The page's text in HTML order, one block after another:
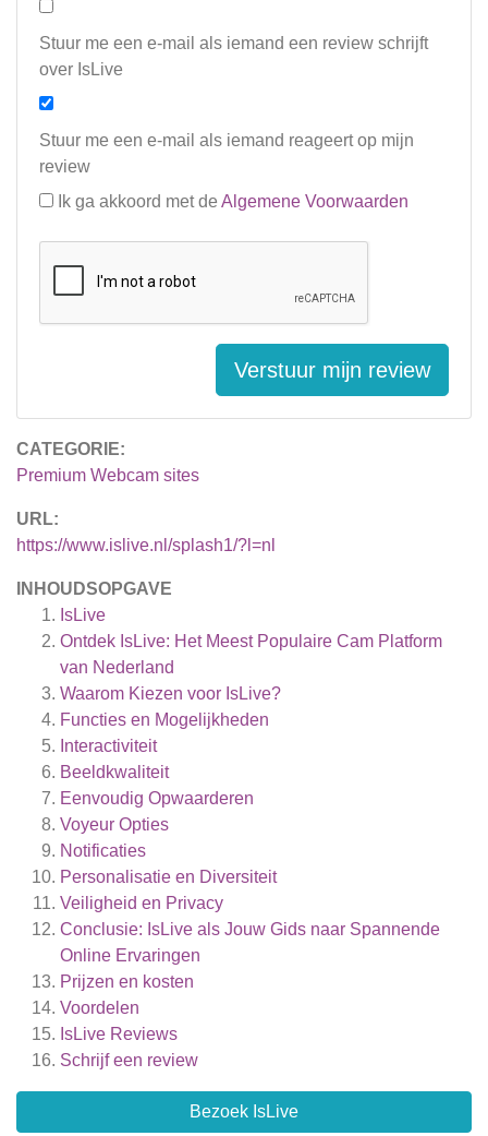
CATEGORIE:
Premium Webcam sites
URL:
https://www.islive.nl/splash1/?l=nl
INHOUDSOPGAVE
IsLive
Ontdek IsLive: Het Meest Populaire Cam Platform
van Nederland
Waarom Kiezen voor IsLive?
Functies en Mogelijkheden
Interactiviteit
Beeldkwaliteit
Eenvoudig Opwaarderen
Voyeur Opties
Notificaties
Personalisatie en Diversiteit
Veiligheid en Privacy
Conclusie: IsLive als Jouw Gids naar Spannende
Online Ervaringen
Prijzen en kosten
Voordelen
IsLive Reviews
Schrijf een review
Bezoek IsLive
Stuur me een e-mail als iemand een review schrijft
over IsLive
Stuur me een e-mail als iemand reageert op mijn
review
Ik ga akkoord met de Algemene Voorwaarden
Verstuur mijn review